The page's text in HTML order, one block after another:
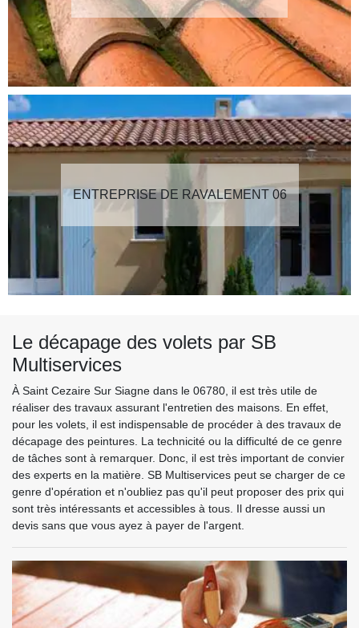
ENTREPRISE DE RAVALEMENT 06
Le décapage des volets par SB
Multiservices
À Saint Cezaire Sur Siagne dans le 06780, il est très utile de
réaliser des travaux assurant l'entretien des maisons. En effet,
pour les volets, il est indispensable de procéder à des travaux de
décapage des peintures. La technicité ou la difficulté de ce genre
de tâches sont à remarquer. Donc, il est très important de convier
des experts en la matière. SB Multiservices peut se charger de ce
genre d'opération et n'oubliez pas qu'il peut proposer des prix qui
sont très intéressants et accessibles à tous. Il dresse aussi un
devis sans que vous ayez à payer de l'argent.